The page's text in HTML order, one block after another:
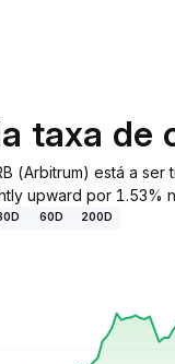
taxa de
(Arbitrum) está a
upward por 1.53%
60D 200D